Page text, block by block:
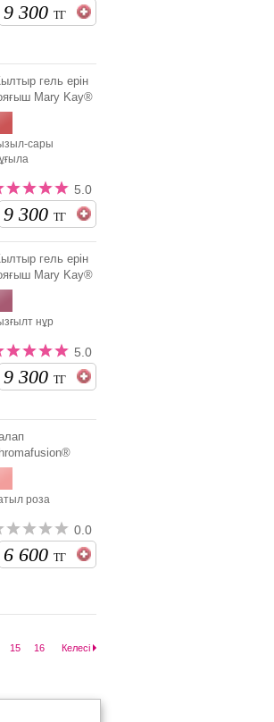
9 300 ТГ
гель ерін
Mary Kay®
сары
5.0
9 300 ТГ
гель ерін
Mary Kay®
нұр
5.0
9 300 ТГ
роза
0.0
6 600 ТГ
15 16 Келесі